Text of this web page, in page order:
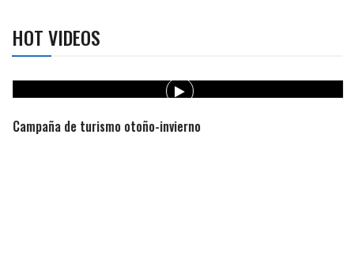
HOT VIDEOS
Campaña de turismo otoño-invierno